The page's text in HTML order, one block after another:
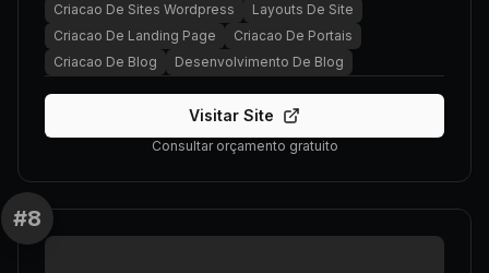
Criacao De Sites Wordpress
Layouts De Site
Criacao De Landing Page
Criacao De Portais
Criacao De Blog
Desenvolvimento De Blog
Visitar Site
Consultar orçamento gratuito
#8